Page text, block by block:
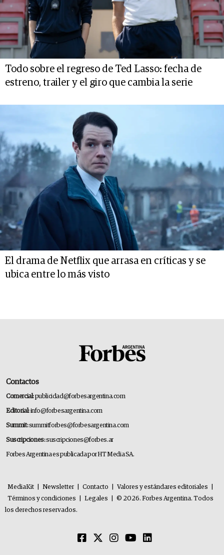
Todo sobre el regreso de Ted Lasso: fecha de
estreno, trailer y el giro que cambia la serie
El drama de Netflix que arrasa en críticas y se
ubica entre lo más visto
Contactos
Comercial:publicidad@forbesargentina.com
Editorial:info@forbesargentina.com
Summit:summitforbes@forbesargentina.com
Suscripciones:suscripciones@forbes.ar
Forbes Argentina es publicada por HT Media SA.
MediaKit Newsletter Contacto Valores y estándares editoriales
Términos y condiciones
Legales
© 2026. Forbes Argentina. Todos
los derechos reservados.